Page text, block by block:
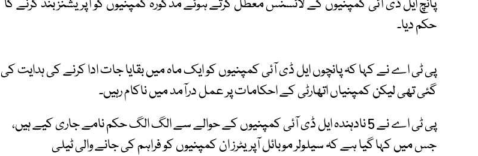
پانچ ایل ڈٰی آئی کمپنیوں کے لائسنس معطل کرتے ہوئے مذکورہ کمپنیوں کو آپریشنز بند کرنے کا
حکم دیا۔
پی ٹی اے نے کہا کہ پانچوں ایل ڈی آئی کمپنیوں کو ایک ماہ میں بقایا جات ادا کرنے کی ہدایت کی
گئی تھی لیکن کمپنیاں اتھارٹی کے احکامات پر عمل درآمد میں ناکام رہیں۔
پی ٹی اے نے 5 نادہندہ ایل ڈی آئی کمپنیوں کے حوالے سے الگ الگ حکم نامے جاری کیے ہیں،
جس میں کہا گیا ہے کہ سیلولر موبائل آپریٹرز ان کمپنیوں کو فراہم کی جانے والی ٹیلی